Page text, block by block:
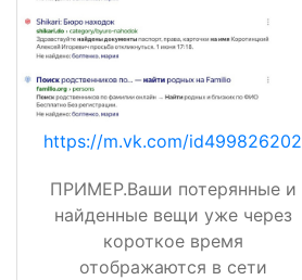
https://m.vk.com/id499826202
ПРИМЕР.Ваши потерянные и
найденные вещи уже через
короткое время
отображаются в сети